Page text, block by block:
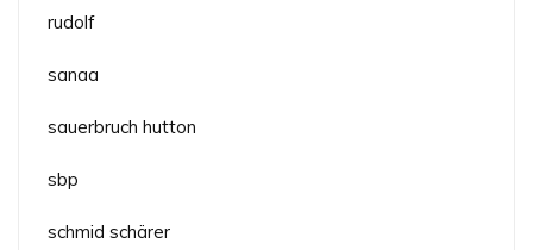
rudolf
sanaa
sauerbruch hutton
sbp
schmid schärer